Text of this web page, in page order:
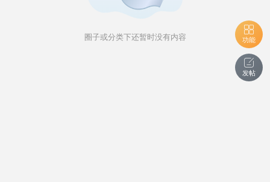
圈子或分类下还暂时没有内容 功能
发帖